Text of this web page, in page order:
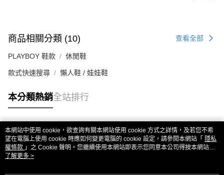
商品相關分類 (10) 查看全部
PLAYBOY 鞋款 休閒鞋
款式快速搜尋 懶人鞋 / 娃娃鞋
本分類熱銷全站排行
熱門標籤
本網站中使用 cookie，欲查詢有關本網站使用 cookie 方式之詳情，及若您不希
望在電腦上使用 cookie 時應如何變更電腦的 cookie 設定，請參閱本網站「 隱私
權條款 」之 Cookie 聲明。您繼續使用本網站即表示您同意本公司得按本網站使
用條款之 Cookie 聲明使用 cookie。
了解更多 >